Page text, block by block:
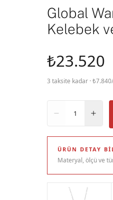
Global
Kelebek
₺23.520
3 taksite kadar ·
1
ÜRÜN DETAY
Materyal, ölçü ve